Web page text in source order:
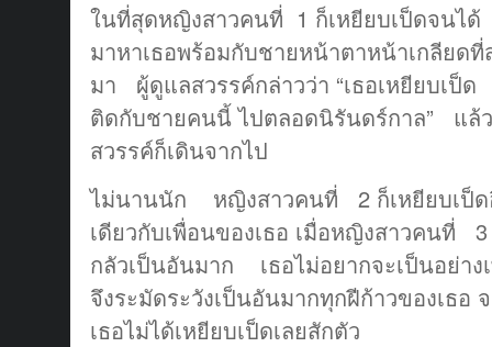
ในที่สุดหญิงสาวคนที่ 1 ก็เหยียบเป็ดจนไ
มาหาเธอพร้อมกับชายหน้าตาหน้าเกลียดที่
มา ผู้ดูแลสวรรค์กล่าวว่า “เธอเหยียบเป็
ติดกับชายคนนี้ ไปตลอดนิรันดร์กาล” แล้
สวรรค์ก็เดินจากไป
ไม่นานนัก หญิงสาวคนที่ 2 ก็เหยียบเป็
เดียวกับเพื่อนของเธอ เมื่อหญิงสาวคนที่
กลัวเป็นอันมาก เธอไม่อยากจะเป็นอย่
จึงระมัดระวังเป็นอันมากทุกฝีก้าวของเธ
เธอไม่ได้เหยียบเป็ดเลยสักตัว